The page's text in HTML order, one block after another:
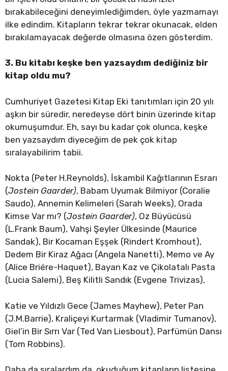
bırakabileceğini deneyimlediğimden, öyle yazmamayı
ilke edindim. Kitapların tekrar tekrar okunacak, elden
bırakılamayacak değerde olmasına özen gösterdim.
3. Bu kitabı keşke ben yazsaydım dediğiniz bir
kitap oldu mu?
Cumhuriyet Gazetesi Kitap Eki tanıtımları için 20 yılı
aşkın bir süredir, neredeyse dört binin üzerinde kitap
okumuşumdur. Eh, sayı bu kadar çok olunca, keşke
ben yazsaydım diyeceğim de pek çok kitap
sıralayabilirim tabii.
Nokta (Peter H.Reynolds), İskambil Kağıtlarının Esrarı
(Jostein Gaarder), Babam Uyumak Bilmiyor (Coralie
Saudo), Annemin Kelimeleri (Sarah Weeks), Orada
Kimse Var mı? (Jostein Gaarder), Oz Büyücüsü
(L.Frank Baum), Vahşi Şeyler Ülkesinde (Maurice
Sandak), Bir Kocaman Eşşek (Rindert Kromhout),
Dedem Bir Kiraz Ağacı (Angela Nanetti), Memo ve Ay
(Alice Briére-Haquet), Bayan Kaz ve Çikolatalı Pasta
(Lucia Salemi), Beş Kilitli Sandık (Evgene Trivizas),
Katie ve Yıldızlı Gece (James Mayhew), Peter Pan
(J.M.Barrie), Kraliçeyi Kurtarmak (Vladimir Tumanov),
Giel’in Bir Sırrı Var (Ted Van Liesbout), Parfümün Dansı
(Tom Robbins).